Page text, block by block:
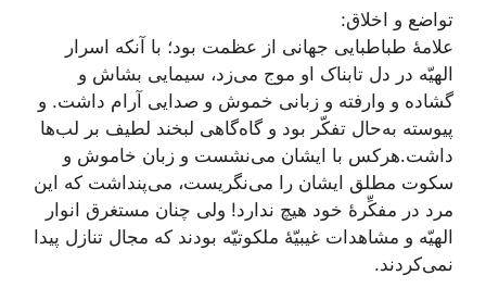
تواضع و اخلاق:
علامۀ طباطبایی جهانی از عظمت بود؛ با آنکه اسرار
الهیّه در دل تابناک او موج می‌زد، سیمایی بشاش و
گشاده و وارفته و زبانی خموش و صدایی آرام داشت. و
پیوسته به‌حال تفکّر بود و گاه‌گاهی لبخند لطیف بر لب‌ها
داشت.هرکس با ایشان می‌نشست و زبان خاموش و
سکوت مطلق ایشان را می‌نگریست، می‌پنداشت که این
مرد در مفکِّرۀ خود هیچ ندارد! ولی چنان مستغرق انوار
الهیّه و مشاهدات غیبیّۀ ملکوتیّه بودند که مجال تنازل پیدا
نمی‌کردند.